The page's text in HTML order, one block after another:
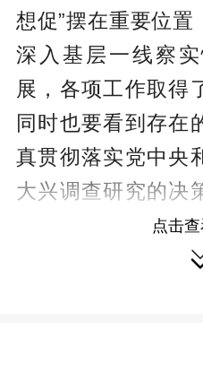
想促”摆在重要位
深入基层一线察
展，各项工作取得
同时也要看到存在
真贯彻落实党中央
大兴调查研究的决
战略定力，防止松
化开展“走找想促”
始终保持同人民群
点击